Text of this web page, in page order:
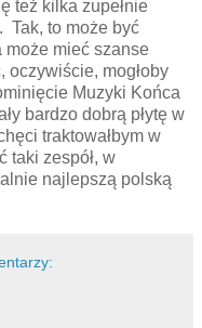
też kilka zupełnie
Tak, to może być
może mieć szanse
oczywiście, mogłoby
Muzyki Końca
bardzo dobrą płytę w
traktowałbym w
taki zespół, w
najlepszą polską